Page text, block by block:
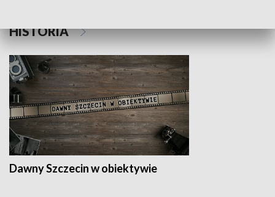
HISTORIA
Dawny Szczecin w obiektywie